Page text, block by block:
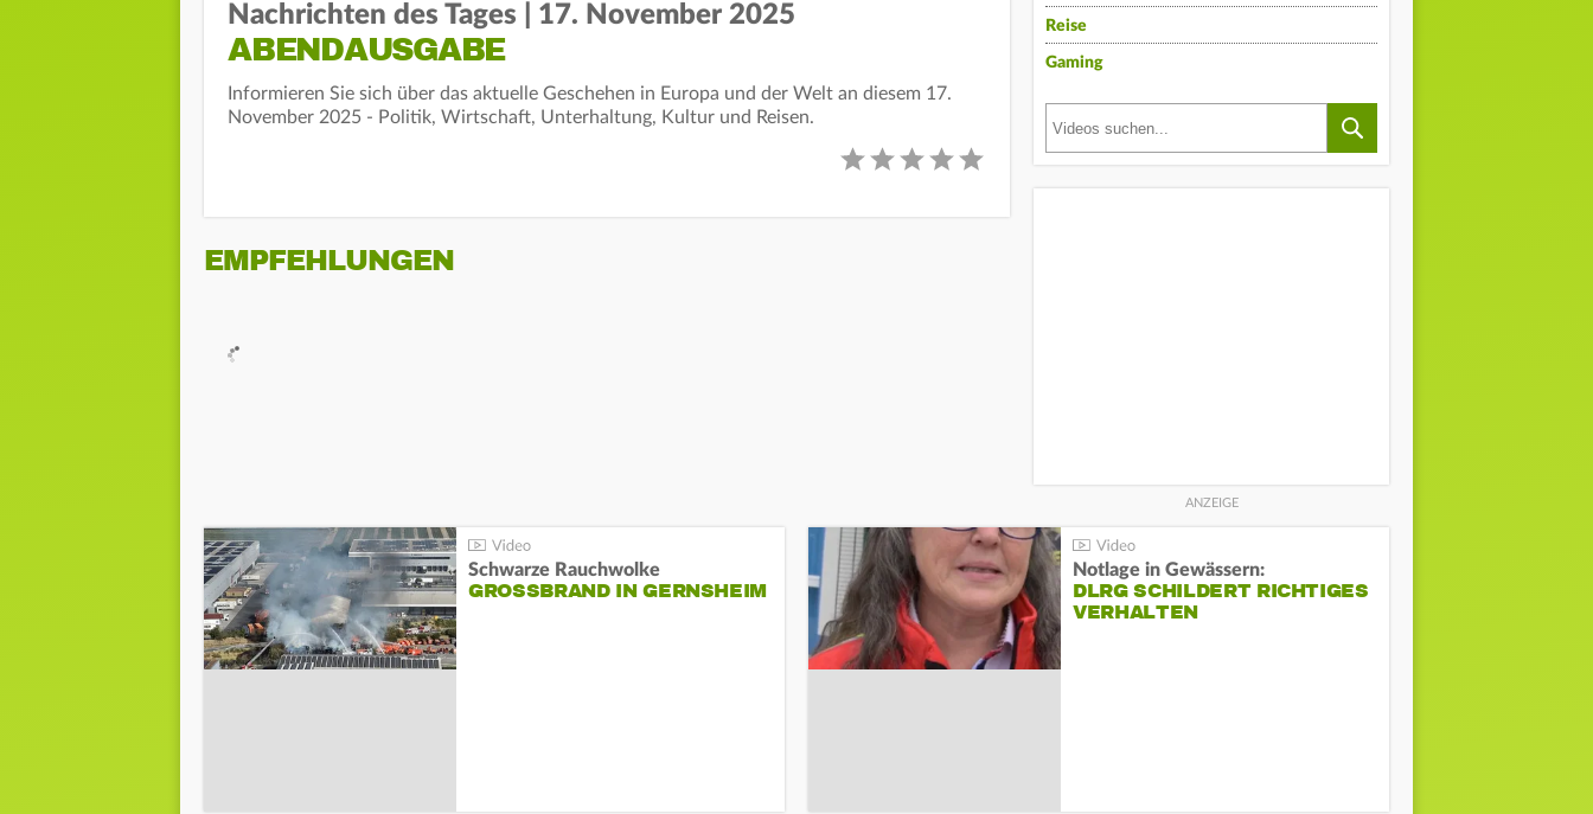
Nachrichten des Tages | 17. November 2025
ABENDAUSGABE
Informieren Sie sich über das aktuelle Geschehen in Europa und der Welt an diesem 17.
November 2025 - Politik, Wirtschaft, Unterhaltung, Kultur und Reisen.
EMPFEHLUNGEN
Reise
Gaming
Schwarze Rauchwolke
GROSSBRAND IN GERNSHEIM
Notlage in Gewässern:
DLRG SCHILDERT RICHTIGES
VERHALTEN